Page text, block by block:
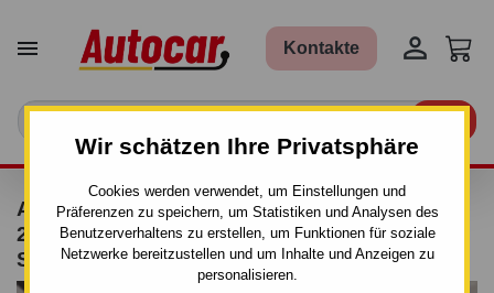
Wir schätzen Ihre Privatsphäre
Cookies werden verwendet, um Einstellungen und
Präferenzen zu speichern, um Statistiken und Analysen des
Benutzerverhaltens zu erstellen, um Funktionen für soziale
Netzwerke bereitzustellen und um Inhalte und Anzeigen zu
personalisieren.
 Kontakte 
ANHÄNGERKUPPLUNG FÜR MERCEDES
207-210 / 307-310 / 407-410 - MANUALL–AHK
STARR